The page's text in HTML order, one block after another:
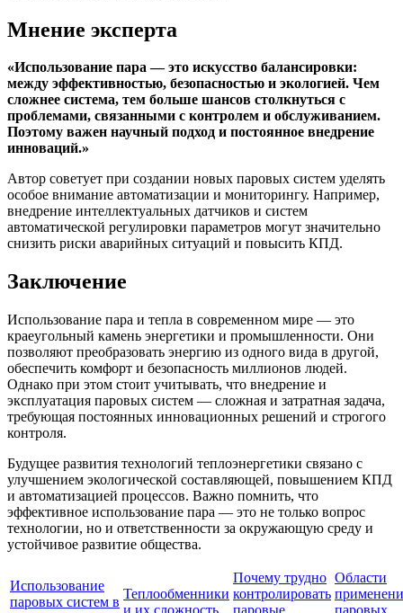
Мнение эксперта
«Использование пара — это искусство балансировки:
между эффективностью, безопасностью и экологией. Чем
сложнее система, тем больше шансов столкнуться с
проблемами, связанными с контролем и обслуживанием.
Поэтому важен научный подход и постоянное внедрение
инноваций.»
Автор советует при создании новых паровых систем уделять
особое внимание автоматизации и мониторингу. Например,
внедрение интеллектуальных датчиков и систем
автоматической регулировки параметров могут значительно
снизить риски аварийных ситуаций и повысить КПД.
Заключение
Использование пара и тепла в современном мире — это
краеугольный камень энергетики и промышленности. Они
позволяют преобразовать энергию из одного вида в другой,
обеспечить комфорт и безопасность миллионов людей.
Однако при этом стоит учитывать, что внедрение и
эксплуатация паровых систем — сложная и затратная задача,
требующая постоянных инновационных решений и строгого
контроля.
Будущее развития технологий теплоэнергетики связано с
улучшением экологической составляющей, повышением КПД
и автоматизацией процессов. Важно помнить, что
эффективное использование пара — это не только вопрос
технологии, но и ответственности за окружающую среду и
устойчивое развитие общества.
Использование
паровых систем в
Теплообменники
Почему трудно
контролировать
Области